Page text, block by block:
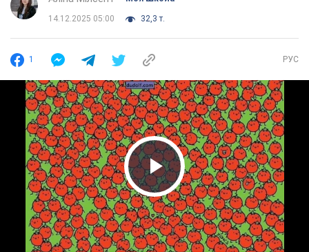
14.12.2025 05:00 32,3 т.
1 РУС
Play Video